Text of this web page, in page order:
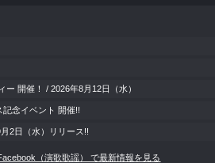
ー 開催！ / 2026年8月12日（水）
記念イベント 開催!!
2日（水）リリース!!
（演歌歌謡） で最新情報を見る